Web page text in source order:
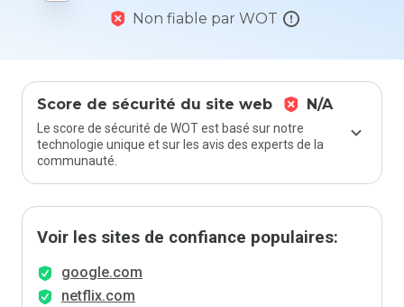
Non fiable par WOT
Score de sécurité du site web N/A
Le score de sécurité de WOT est basé sur notre
technologie unique et sur les avis des experts de la
communauté.
Voir les sites de confiance populaires:
google.com
netflix.com